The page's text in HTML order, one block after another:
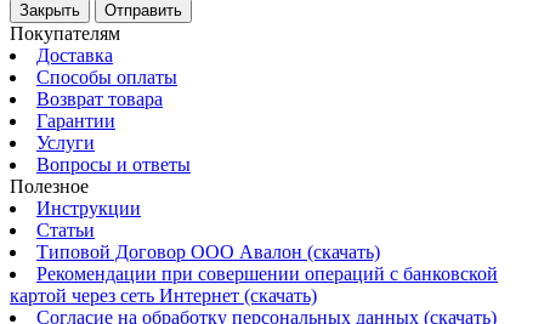
Закрыть Отправить
Покупателям
Доставка
Способы оплаты
Возврат товара
Гарантии
Услуги
Вопросы и ответы
Полезное
Инструкции
Статьи
Типовой Договор ООО Авалон (скачать)
Рекомендации при совершении операций с банковской
картой через сеть Интернет (скачать)
Согласие на обработку персональных данных (скачать)